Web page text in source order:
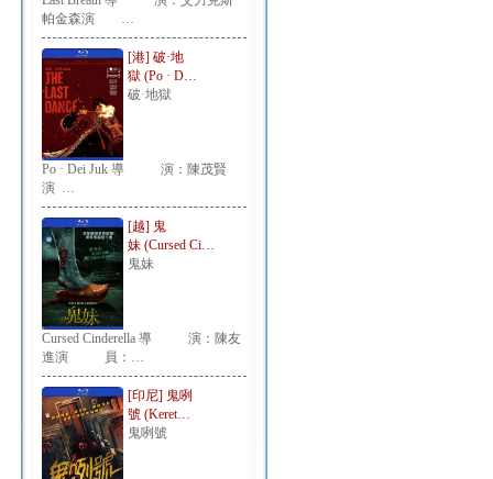
帕金森演 …
[港] 破·地
獄 (Po · D…
破·地獄
Po · Dei Juk 導 演：陳茂賢
演 …
[越] 鬼
妹 (Cursed Ci…
鬼妹
Cursed Cinderella 導 演：陳友
進演 員：…
[印尼] 鬼咧
號 (Keret…
鬼咧號